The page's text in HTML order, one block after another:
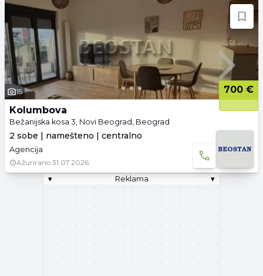
15
700 €
Kolumbova
Bežanijska kosa 3, Novi Beograd, Beograd
2 sobe | namešteno | centralno
Agencija
Ažurirano 31.07.2026.
▾
Reklama ▾